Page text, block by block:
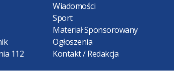
Promowane
Wiadomości
Sport
Materiał Sponsorowany
Ogłoszenia
112
Kontakt / Redakcja